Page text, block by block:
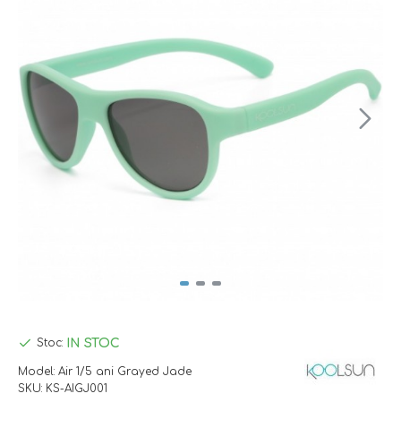
Stoc: IN STOC
Model: Air 1/5 ani Grayed Jade
SKU: KS-AIGJ001